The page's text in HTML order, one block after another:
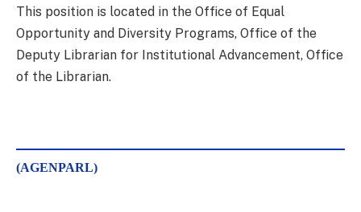
This position is located in the Office of Equal
Opportunity and Diversity Programs, Office of the
Deputy Librarian for Institutional Advancement, Office
of the Librarian.
(AGENPARL)